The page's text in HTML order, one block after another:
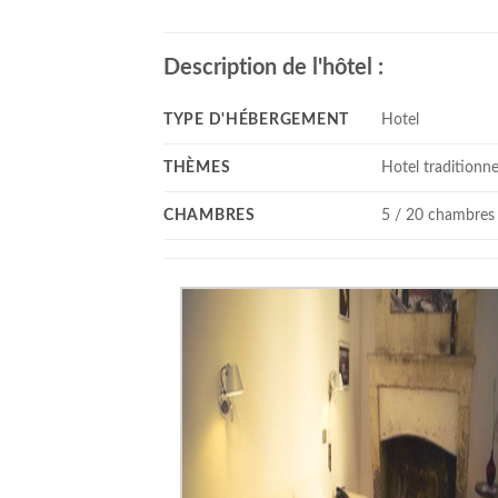
Description de l'hôtel :
TYPE D'HÉBERGEMENT Hotel
THÈMES Hotel
CHAMBRES 5 / 20 chambres